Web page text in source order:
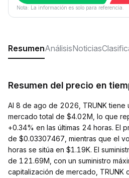
Nota: La información es solo para referencia.
ResumenAnálisisNoticias
Resumen del precio en
Al 8 de ago de 2026, TRUNK tiene
mercado total de $4.02M, lo que
+0.34% en las últimas 24 horas. El
de $0.03307467, mientras que el
horas se sitúa en $1.19K. El
de 121.69M, con un suministro
capitalización de mercado, TRUNK